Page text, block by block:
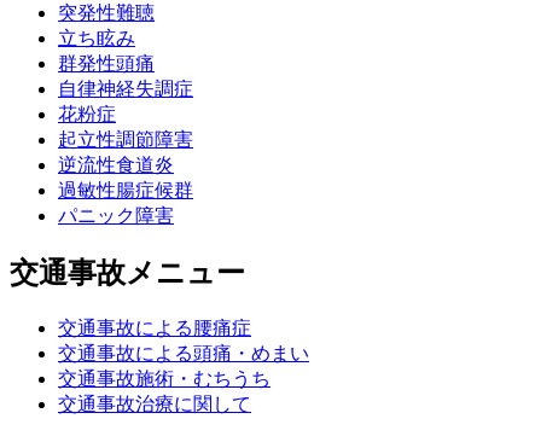
突発性難聴
立ち眩み
群発性頭痛
自律神経失調症
花粉症
起立性調節障害
逆流性食道炎
過敏性腸症候群
パニック障害
交通事故メニュー
交通事故による腰痛症
交通事故による頭痛・めまい
交通事故施術・むちうち
交通事故治療に関して